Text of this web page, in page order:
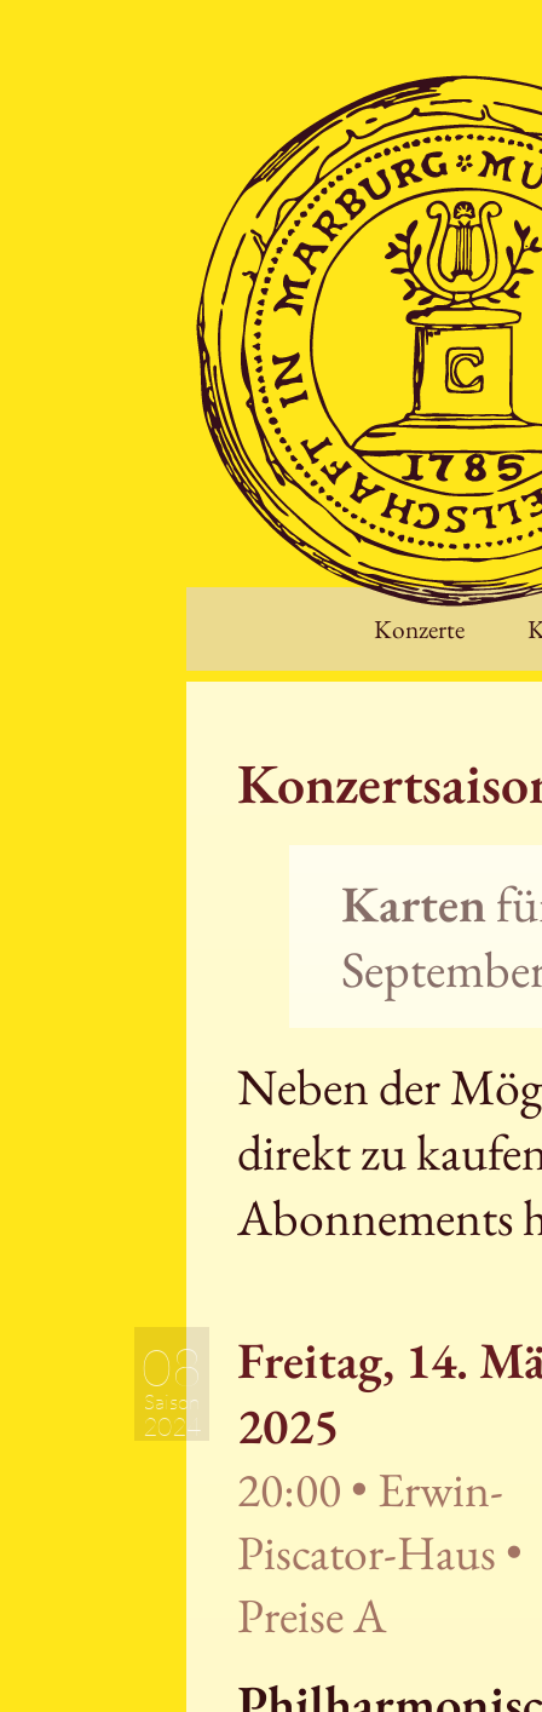
Konzerte
Karten
Neben der
direkt zu
Abonnements
08
Saison
2024
Freitag, 14.
2025
20:00 • Erwin-
Piscator-Haus •
Preise A